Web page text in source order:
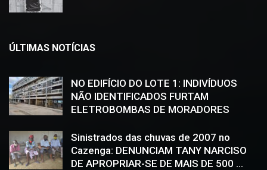
ÚLTIMAS NOTÍCIAS
NO EDIFÍCIO DO LOTE 1: INDIVÍDUOS
NÃO IDENTIFICADOS FURTAM
ELETROBOMBAS DE MORADORES
Sinistrados das chuvas de 2007 no
Cazenga: DENUNCIAM TANY NARCISO
DE APROPRIAR-SE DE MAIS DE 500 ...